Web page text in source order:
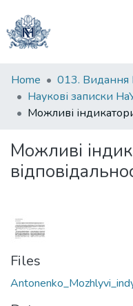
Communities
&
Collections
Statistics
Home
013.
Наукові записки
Можливі
Files